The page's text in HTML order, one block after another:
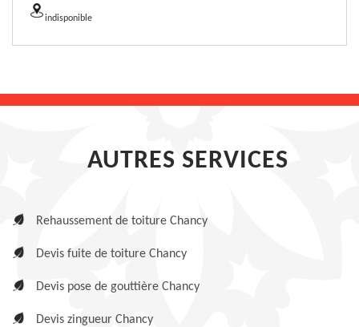
indisponible
AUTRES SERVICES
Rehaussement de toiture Chancy
Devis fuite de toiture Chancy
Devis pose de gouttière Chancy
Devis zingueur Chancy